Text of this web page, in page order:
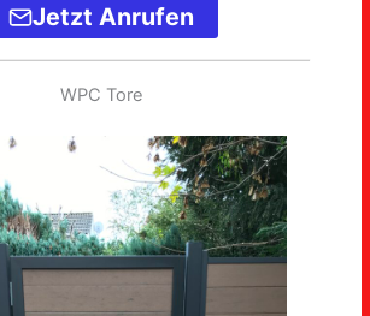
Jetzt Anrufen
WPC Tore